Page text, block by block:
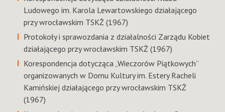
Ludowego im. Karola Lewartowskiego działającego
przy wrocławskim TSKŻ (1967)
Protokoły i sprawozdania z działalności Zarządu Kobiet
działającego przy wrocławskim TSKŻ (1967)
Korespondencja dotycząca „Wieczorów Piątkowych”
organizowanych w Domu Kultury im. Estery Racheli
Kamińskiej działającego przy wrocławskim TSKŻ
(1967)